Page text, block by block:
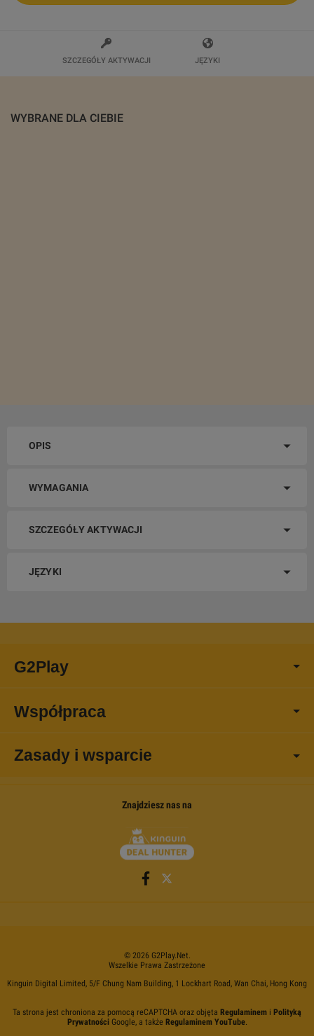
SZCZEGÓŁY AKTYWACJI JĘZYKI
WYBRANE DLA CIEBIE
OPIS
WYMAGANIA
SZCZEGÓŁY AKTYWACJI
JĘZYKI
G2Play
Współpraca
Zasady i wsparcie
Znajdziesz nas na
© 2026 G2Play.net.
Wszelkie Prawa Zastrzeżone
Kinguin Digital Limited, 5/F Chung Nam Building, 1 Lockhart Road, Wan Chai, Hong Kong
Ta strona jest chroniona za pomocą reCAPTCHA oraz objęta Regulaminem i Polityką
PrywatnościGoogle, a także Regulaminem YouTube.